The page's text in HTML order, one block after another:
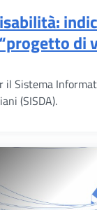
di
il Sistema
(SISDA).